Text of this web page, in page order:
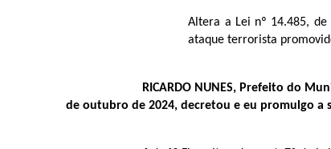
Altera a Lei nº 14.485,
ataque terrorista
RICARDO NUNES, Prefeito do
de outubro de 2024, decretou e eu promulgo a